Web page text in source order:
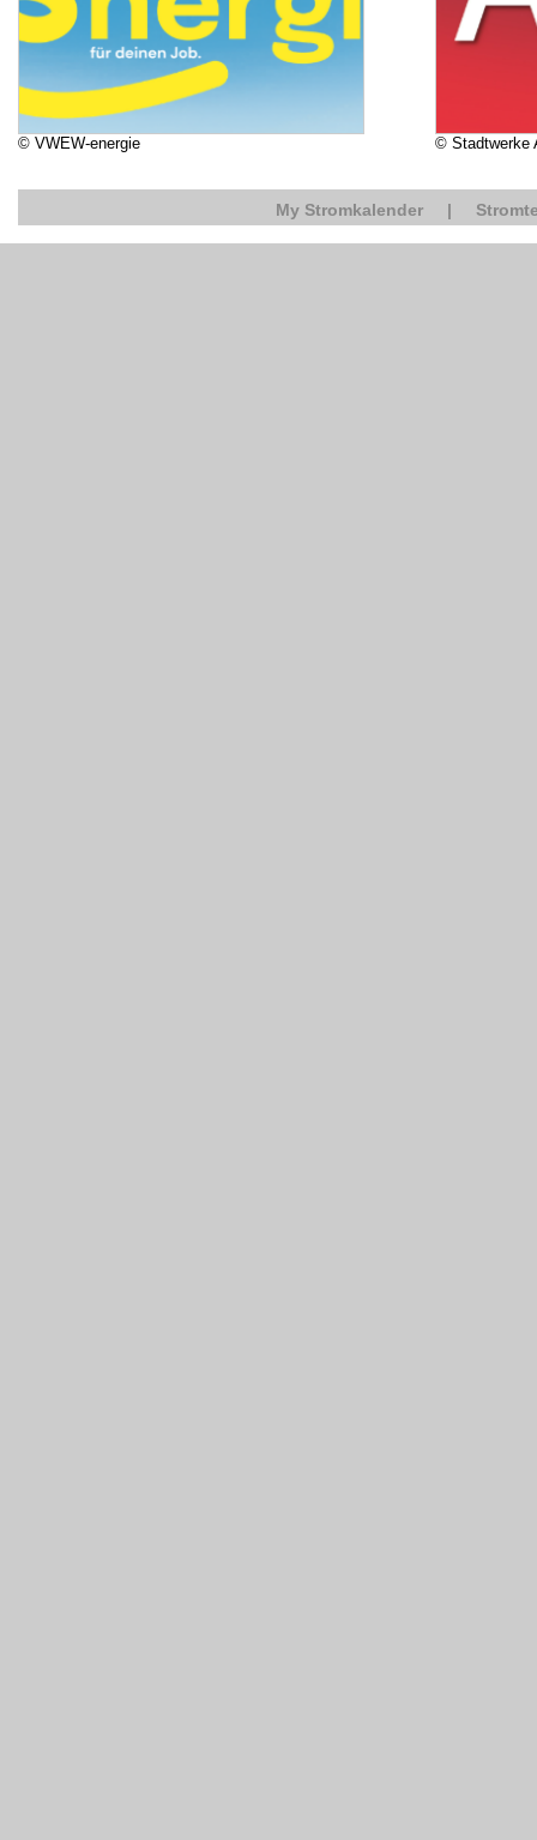
© VWEW-energie © Stadtwerke
My Stromkalender |